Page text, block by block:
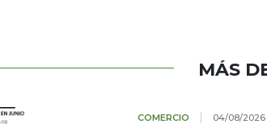
MÁS
COMERCIO 04/08/2026